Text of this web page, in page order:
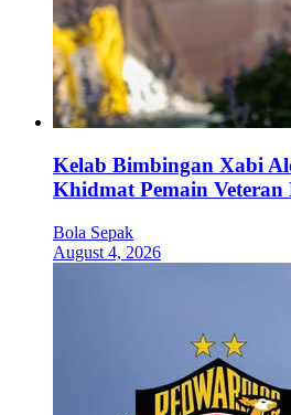
Kelab Bimbingan Xabi
Khidmat Pemain Veteran
Bola Sepak
August 4, 2026